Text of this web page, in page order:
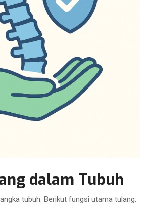
dalam Tubuh
tubuh. Berikut fungsi utama tulang: